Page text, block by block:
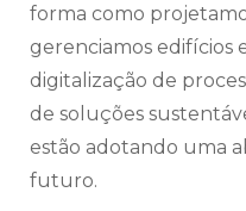
forma como
gerenciamos edifícios
digitalização de
de soluções
estão adotando uma
futuro.